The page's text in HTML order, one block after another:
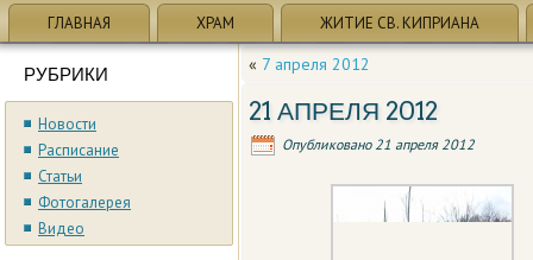
ГЛАВНАЯ ХРАМ ЖИТИЕ СВ. КИПРИАНА
РУБРИКИ
Новости
Расписание
Статьи
Фотогалерея
Видео
« 7 апреля 2012
21 АПРЕЛЯ 2012
Опубликовано 21 апреля 2012